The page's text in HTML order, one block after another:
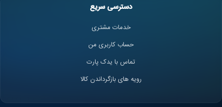
دسترسی سریع
خدمات مشتری
حساب کاربری من
تماس با یدک پارت
رویه های بازگرداندن کالا